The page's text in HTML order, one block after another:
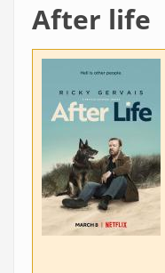
After life